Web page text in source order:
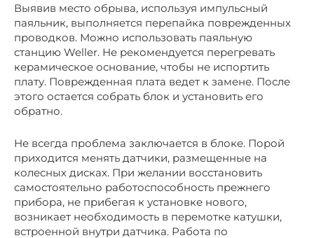
Выявив место обрыва, используя импульсный
паяльник, выполняется перепайка поврежденных
проводков. Можно использовать паяльную
станцию Weller. Не рекомендуется перегревать
керамическое основание, чтобы не испортить
плату. Поврежденная плата ведет к замене. После
этого остается собрать блок и установить его
обратно.
Не всегда проблема заключается в блоке. Порой
приходится менять датчики, размещенные на
колесных дисках. При желании восстановить
самостоятельно работоспособность прежнего
прибора, не прибегая к установке нового,
возникает необходимость в перемотке катушки,
встроенной внутри датчика. Работа по